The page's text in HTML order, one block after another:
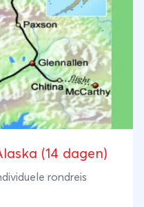
wandelroutes van
op campings. De
in
is geschikt voor
Uw
begeleidt alle
tijdens de
(14 dagen)
rondreis